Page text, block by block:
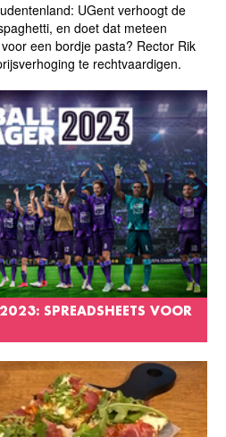
UGent verhoogt de
en doet dat meteen
een bordje pasta? Rector Rik
te rechtvaardigen.
SPREADSHEETS VOOR